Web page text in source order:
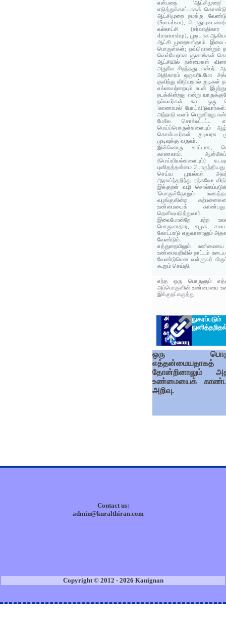
என்பதை
எடுத்துக்காட்டாகக்
ஆட்சிமுறை நமக்கு
(Socialism),
வல்லாட்சி
dictatorship), முடியரசு
ஆட்சி முறைகள்தாம். இவை
பொருள்கள்; ஒவ்வொன்றும்
வெவ்வேறான குணங்கள்
ஆட்சியில் நன்மைகள்
அதுவே சிறந்தது என்பர்.
அதிகாரம் ஒருவரிடமோ
குவிந்து விடுவதால்
எல்லாவற்றையும் உடன்
நடக்கின்றது என்று
நல்லவர்கள் கூட ஒரு
'காணாமல்' போய்விடுவார்கள்.
அந்நாடு வளம் பெறுகிறது
மேலே சொல்லப்பட்ட
மெய்ப்பொருள்களையும்
கொள்பவர்கள் குடியரசு
முடிவுக்கு வருவர்.
இன்னொரு காட்டாக,
காணலாம்.
(மெய்யியல்களையும்)
புனிதத்தன்மை
செய்ய முயல்வர்.
ஆராய்ந்தறிந்து ஏற்கவோ
இக்குறள் வழி
'பொருள்தோறும்
வழங்குகின்ற
உண்மையைக்
தெளிவுபடுத்துவார்.
இவைபோன்றே மற்ற
பொருளாதார, சமுக,
கோட்பாடு எதுவானாலும்
வேண்டும்.
எத்துறையிலும் உண்மையை
உண்மையறிவில் நாட்டம்
வேண்டுமென வள்ளுவர்
கூறும் செய்தி.
எந்த ஒரு பொருளும்
அப்பொருளின் உண்மையை
இக்குறட்கருத்து.
ஒரு
எத்தன்மையதாகத்
தோன்றினாலும்
உண்மையைக்
அறிவு.
Contact us:
admin@kuralthiran.com
Copyright © 2012 - 2026 Kanignan